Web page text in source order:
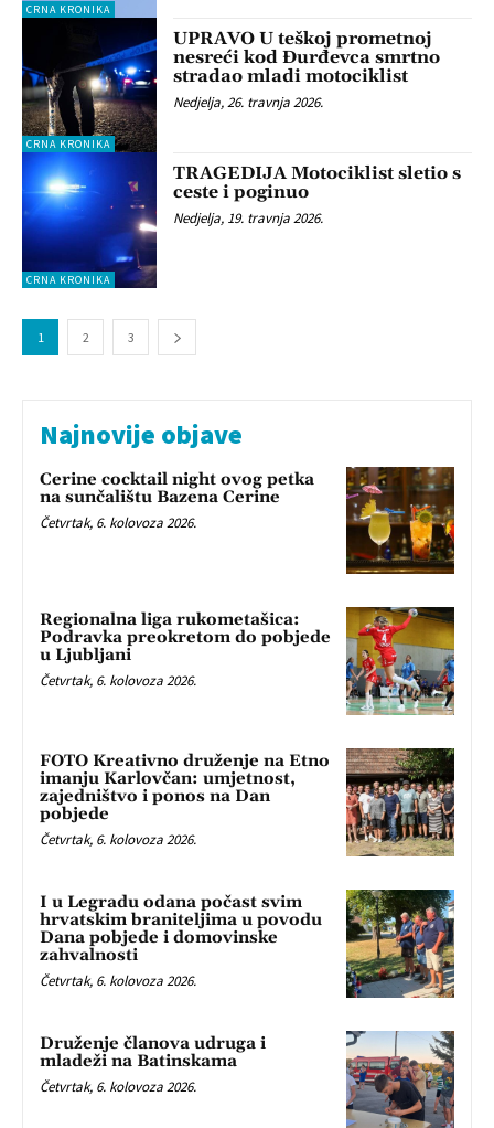
CRNA KRONIKA
CRNA KRONIKA
UPRAVO U teškoj prometnoj
nesreći kod Đurđevca smrtno
stradao mladi motociklist
Nedjelja, 26. travnja 2026.
CRNA KRONIKA
TRAGEDIJA Motociklist sletio s
ceste i poginuo
Nedjelja, 19. travnja 2026.
1 2 3
Najnovije objave
Cerine cocktail night ovog petka
na sunčalištu Bazena Cerine
Četvrtak, 6. kolovoza 2026.
Regionalna liga rukometašica:
Podravka preokretom do pobjede
u Ljubljani
Četvrtak, 6. kolovoza 2026.
FOTO Kreativno druženje na Etno
imanju Karlovčan: umjetnost,
zajedništvo i ponos na Dan
pobjede
Četvrtak, 6. kolovoza 2026.
I u Legradu odana počast svim
hrvatskim braniteljima u povodu
Dana pobjede i domovinske
zahvalnosti
Četvrtak, 6. kolovoza 2026.
Druženje članova udruga i
mladeži na Batinskama
Četvrtak, 6. kolovoza 2026.